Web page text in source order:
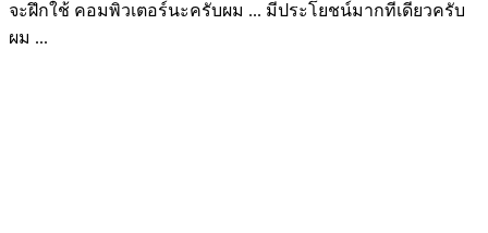
จะฝึกใช้ คอมพิวเตอร์นะครับผม ... มีประโยชน์มากทีเดียวครับ
ผม ...